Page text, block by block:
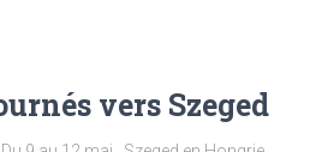
vers Szeged